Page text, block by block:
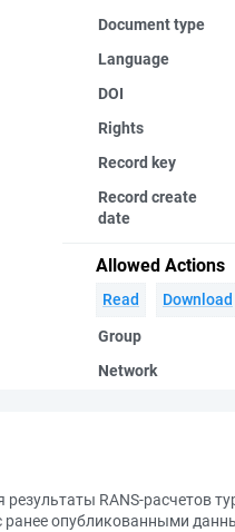
Document type
Language
DOI
Rights
Record key
Record create
date
Allowed Actions
Read Download
Group
Network
результаты RANS-расчетов
ранее опубликованными